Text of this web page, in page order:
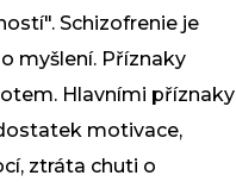
Schizofrenie je
myšlení. Příznaky
Hlavními příznaky
motivace,
ztráta chuti o